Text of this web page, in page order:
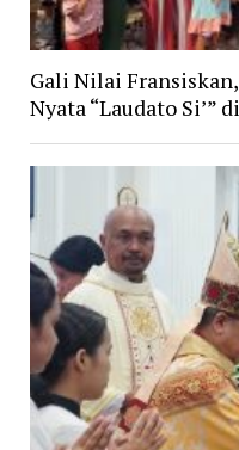
Gali Nilai
Nyata “Laudato Si’”